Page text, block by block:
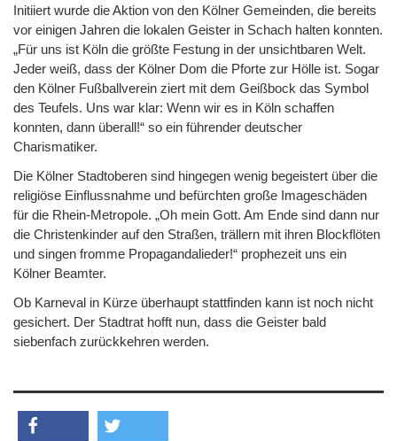
Initiiert wurde die Aktion von den Kölner Gemeinden, die bereits
vor einigen Jahren die lokalen Geister in Schach halten konnten.
„Für uns ist Köln die größte Festung in der unsichtbaren Welt.
Jeder weiß, dass der Kölner Dom die Pforte zur Hölle ist. Sogar
den Kölner Fußballverein ziert mit dem Geißbock das Symbol
des Teufels. Uns war klar: Wenn wir es in Köln schaffen
konnten, dann überall!“ so ein führender deutscher
Charismatiker.
Die Kölner Stadtoberen sind hingegen wenig begeistert über die
religiöse Einflussnahme und befürchten große Imageschäden
für die Rhein-Metropole. „Oh mein Gott. Am Ende sind dann nur
die Christenkinder auf den Straßen, trällern mit ihren Blockflöten
und singen fromme Propagandalieder!“ prophezeit uns ein
Kölner Beamter.
Ob Karneval in Kürze überhaupt stattfinden kann ist noch nicht
gesichert. Der Stadtrat hofft nun, dass die Geister bald
siebenfach zurückkehren werden.